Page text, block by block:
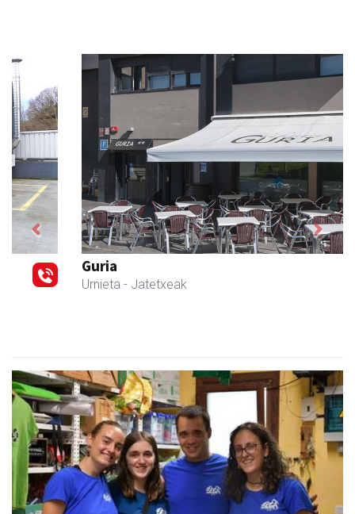
Guria
Urnieta - Jatetxeak
Previous Next